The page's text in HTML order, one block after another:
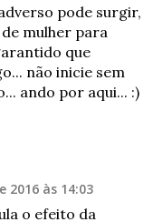
pode surgir,
mulher para
que
não inicie sem
ando por aqui... :)
2016 às 14:03
o efeito da